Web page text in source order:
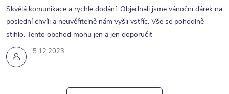
5.12.2023
Skvělá komunikace a rychle dodání. Objednali jsme vánoční dárek na
poslední chvíli a neuvěřitelně nám vyšli vstříc. Vše se pohodlně
stihlo. Tento obchod mohu jen a jen doporučit